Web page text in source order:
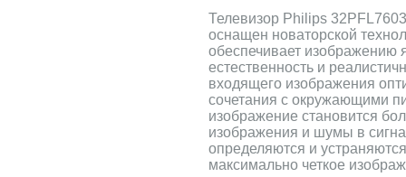
Телевизор Philips
оснащен новаторской
обеспечивает изображению
естественность и
входящего изображения
сочетания с окружающими
изображение становится
изображения и шумы в
определяются и
максимально четкое